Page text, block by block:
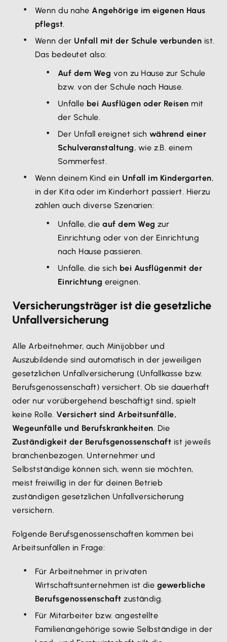
Wenn du naheAngehörige im eigenen Haus
pflegst.
Wenn der Unfall mit der Schule verbunden ist.
Das bedeutet also:
Auf dem Weg von zu Hause zur Schule
bzw. von der Schule nach Hause.
Unfälle bei Ausflügen oder Reisen mit
der Schule.
Der Unfall ereignet sich während einer
Schulveranstaltung, wie z.B. einem
Sommerfest.
Wenn deinem Kind ein Unfall im Kindergarten,
in der Kita oder im Kinderhort passiert. Hierzu
zählen auch diverse Szenarien:
Unfälle, dieauf dem Weg zur
Einrichtung oder von der Einrichtung
nach Hause passieren.
Unfälle, die sich bei Ausflügenmit der
Einrichtung ereignen.
Versicherungsträger ist die gesetzliche
Unfallversicherung
Alle Arbeitnehmer, auch Minijobber und
Auszubildende sind automatisch in der jeweiligen
gesetzlichen Unfallversicherung (Unfallkasse bzw.
Berufsgenossenschaft) versichert. Ob sie dauerhaft
oder nur vorübergehend beschäftigt sind, spielt
keine Rolle. Versichert sind Arbeitsunfälle,
Wegeunfälle und Berufskrankheiten. Die
Zuständigkeit der Berufsgenossenschaft ist jeweils
branchenbezogen. Unternehmer und
Selbstständige können sich, wenn sie möchten,
meist freiwillig in der für deinen Betrieb
zuständigen gesetzlichen Unfallversicherung
versichern.
Folgende Berufsgenossenschaften kommen bei
Arbeitsunfällen in Frage:
Für Arbeitnehmer in privaten
Wirtschaftsunternehmen ist die gewerbliche
Berufsgenossenschaft zuständig.
Für Mitarbeiter bzw. angestellte
Familienangehörige sowie Selbständige in der